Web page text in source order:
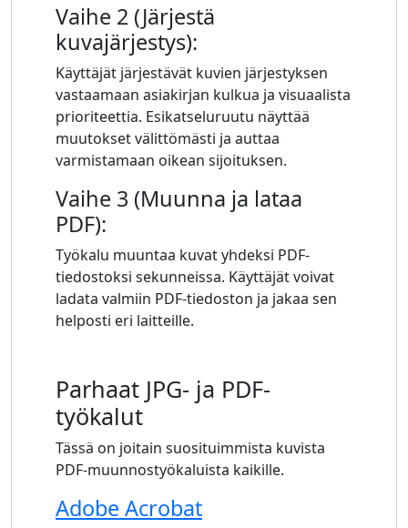
Vaihe 2 (Järjestä
kuvajärjestys):
Käyttäjät järjestävät kuvien järjestyksen
vastaamaan asiakirjan kulkua ja visuaalista
prioriteettia. Esikatseluruutu näyttää
muutokset välittömästi ja auttaa
varmistamaan oikean sijoituksen.
Vaihe 3 (Muunna ja lataa
PDF):
Työkalu muuntaa kuvat yhdeksi PDF-
tiedostoksi sekunneissa. Käyttäjät voivat
ladata valmiin PDF-tiedoston ja jakaa sen
helposti eri laitteille.
Parhaat JPG- ja PDF-
työkalut
Tässä on joitain suosituimmista kuvista
PDF-muunnostyökaluista kaikille.
Adobe Acrobat